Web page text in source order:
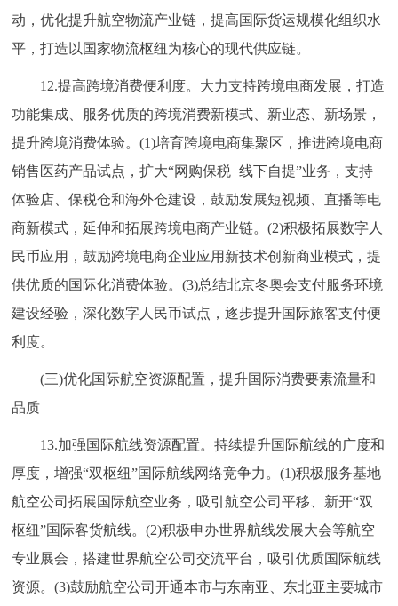
动，优化提升航空物流产业链，提高国际货运规模化组织水
平，打造以国家物流枢纽为核心的现代供应链。
12.提高跨境消费便利度。大力支持跨境电商发展，打造
功能集成、服务优质的跨境消费新模式、新业态、新场景，
提升跨境消费体验。(1)培育跨境电商集聚区，推进跨境电商
销售医药产品试点，扩大“网购保税+线下自提”业务，支持
体验店、保税仓和海外仓建设，鼓励发展短视频、直播等电
商新模式，延伸和拓展跨境电商产业链。(2)积极拓展数字人
民币应用，鼓励跨境电商企业应用新技术创新商业模式，提
供优质的国际化消费体验。(3)总结北京冬奥会支付服务环境
建设经验，深化数字人民币试点，逐步提升国际旅客支付便
利度。
(三)优化国际航空资源配置，提升国际消费要素流量和
品质
13.加强国际航线资源配置。持续提升国际航线的广度和
厚度，增强“双枢纽”国际航线网络竞争力。(1)积极服务基地
航空公司拓展国际航空业务，吸引航空公司平移、新开“双
枢纽”国际客货航线。(2)积极申办世界航线发展大会等航空
专业展会，搭建世界航空公司交流平台，吸引优质国际航线
资源。(3)鼓励航空公司开通本市与东南亚、东北亚主要城市